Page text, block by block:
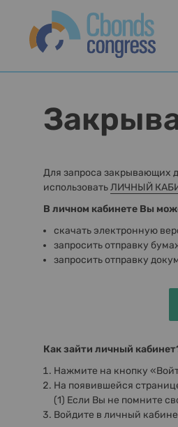
Для запроса закрывающих
использоватьЛИЧНЫЙ
В личном кабинете Вы
скачать электронную
запросить отправку
запросить отправку
Как зайти личный
Нажмите на кнопку
На появившейся
(1) Если Вы не помните
Войдите в личный